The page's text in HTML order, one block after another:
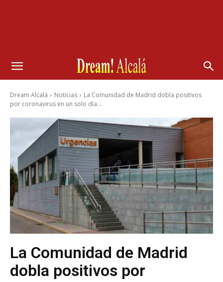
Dream Alcalá Noticias
La Comunidad de Madrid dobla positivos
por coronavirus en un solo día...
La Comunidad de Madrid
dobla positivos por